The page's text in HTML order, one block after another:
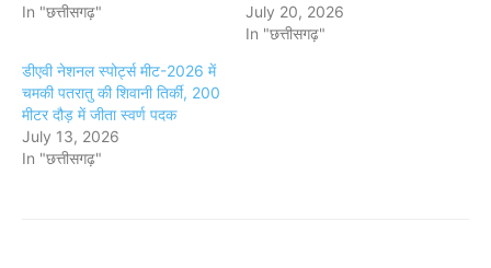
In "छत्तीसगढ़"
July 20, 2026
In "छत्तीसगढ़"
डीएवी नेशनल स्पोर्ट्स मीट-2026 में
चमकी पतरातु की शिवानी तिर्की, 200
मीटर दौड़ में जीता स्वर्ण पदक
July 13, 2026
In "छत्तीसगढ़"